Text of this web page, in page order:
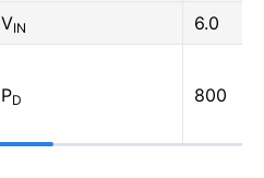
VIN
6.0
PD 800